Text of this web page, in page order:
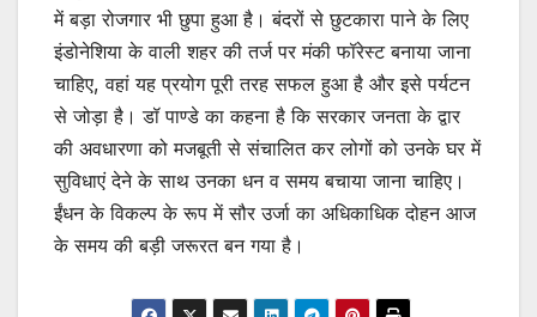
में बड़ा रोजगार भी छुपा हुआ है। बंदरों से छुटकारा पाने के लिए
इंडोनेशिया के वाली शहर की तर्ज पर मंकी फॉरेस्ट बनाया जाना
चाहिए, वहां यह प्रयोग पूरी तरह सफल हुआ है और इसे पर्यटन
से जोड़ा है। डॉ पाण्डे का कहना है कि सरकार जनता के द्वार
की अवधारणा को मजबूती से संचालित कर लोगों को उनके घर में
सुविधाएं देने के साथ उनका धन व समय बचाया जाना चाहिए।
ईंधन के विकल्प के रूप में सौर उर्जा का अधिकाधिक दोहन आज
के समय की बड़ी जरूरत बन गया है।